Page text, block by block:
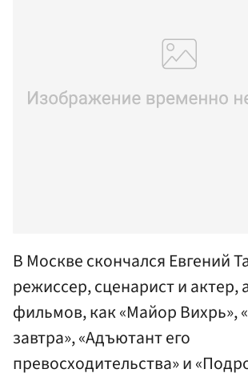
В Москве скончался Евгений
режиссер, сценарист и актер,
фильмов, как «Майор Вихрь»,
завтра», «Адъютант его
превосходительства» и